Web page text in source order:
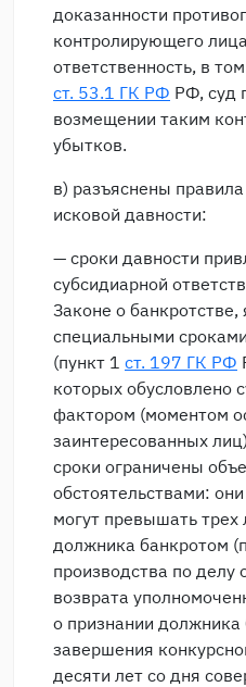
доказанности
контролирующего
ответственность, в
ст. 53.1 ГК РФ РФ, суд
возмещении таким
убытков.
в) разъяснены
исковой давности:
— сроки давности
субсидиарной
Законе о банкротстве,
специальными
(пункт 1 ст. 197 ГК РФ
которых обусловлено
фактором (моментом
заинтересованных
сроки ограничены
обстоятельствами:
могут превышать трех
должника банкротом
производства по делу
возврата
о признании
завершения
десяти лет со дня